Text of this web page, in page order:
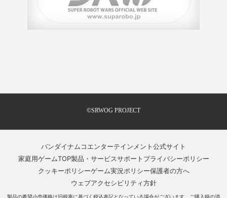
©SRWOG PROJECT
バンダイナムコエンターテインメント公式サイト
家庭用ゲームTOP製品・サービスサポート プライバシーポリシー
クッキーポリシーゲーム実況ポリシー保護者の方へ
ウェブアクセシビリティ方針
製品の希望小売価格は旧税率に基づく税込表記となっている場合がございます。ご購入時の消